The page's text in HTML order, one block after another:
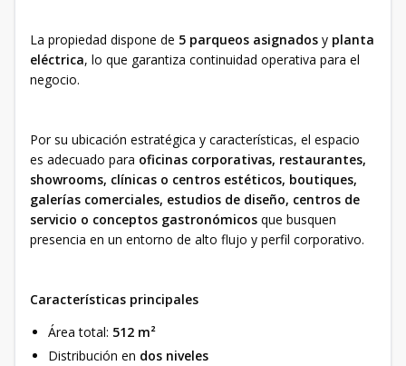
La propiedad dispone de 5 parqueos asignados y planta
eléctrica, lo que garantiza continuidad operativa para el
negocio.
Por su ubicación estratégica y características, el espacio
es adecuado para oficinas corporativas, restaurantes,
showrooms, clínicas o centros estéticos, boutiques,
galerías comerciales, estudios de diseño, centros de
servicio o conceptos gastronómicos que busquen
presencia en un entorno de alto flujo y perfil corporativo.
Características principales
Área total: 512 m²
Distribución en dos niveles